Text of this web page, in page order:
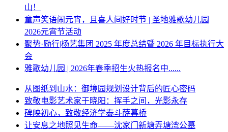
山！
童声笑语闹元宵，且喜人间好时节 | 圣地雅歌幼儿园
2026元宵节活动
聚势·励行|杨艺集团 2025 年度总结暨 2026 年目标执行大
会
雅歌幼儿园 | 2026年春季招生火热报名中......
从图纸到山水：御境园规划设计背后的匠心密码
致敬电影艺术家于晓阳：挥手之间，光影永存
碑映初心，致敬经济学泰斗薛暮桥
让安息之地照见生命——沈家门新塘弄塘湾公墓